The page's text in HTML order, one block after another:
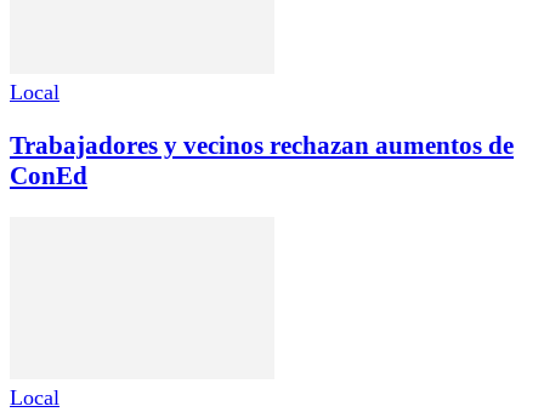
Local
Trabajadores y vecinos rechazan aumentos de
ConEd
Local